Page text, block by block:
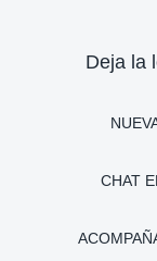
Deja la
CHAT